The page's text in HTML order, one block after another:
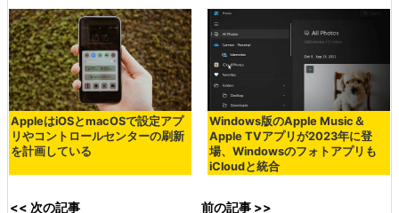
AppleはiOSとmacOSで設定アプ
リやコントロールセンターの刷新
を計画している
Windows版のApple Music＆
Apple TVアプリが2023年に登
場、Windowsのフォトアプリも
iCloudと統合
<< 次の記事 前の記事 >>